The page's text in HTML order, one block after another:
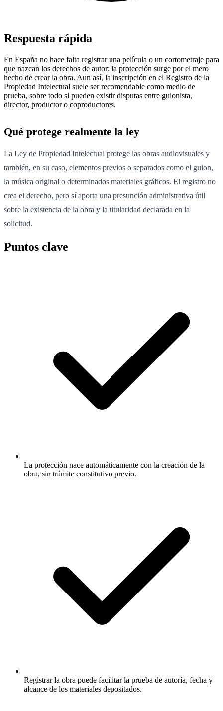
Respuesta rápida
En España no hace falta registrar una película o un cortometraje para
que nazcan los derechos de autor: la protección surge por el mero
hecho de crear la obra. Aun así, la inscripción en el Registro de la
Propiedad Intelectual suele ser recomendable como medio de
prueba, sobre todo si pueden existir disputas entre guionista,
director, productor o coproductores.
Qué protege realmente la ley
La Ley de Propiedad Intelectual protege las obras audiovisuales y
también, en su caso, elementos previos o separados como el guion,
la música original o determinados materiales gráficos. El registro no
crea el derecho, pero sí aporta una presunción administrativa útil
sobre la existencia de la obra y la titularidad declarada en la
solicitud.
Puntos clave
La protección nace automáticamente con la creación de la
obra, sin trámite constitutivo previo.
Registrar la obra puede facilitar la prueba de autoría, fecha y
alcance de los materiales depositados.